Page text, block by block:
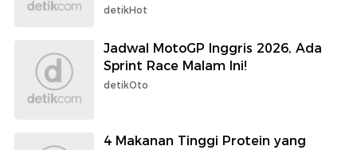
detikHot
Jadwal MotoGP Inggris 2026, Ada
Sprint Race Malam Ini!
detikOto
4 Makanan Tinggi Protein yang